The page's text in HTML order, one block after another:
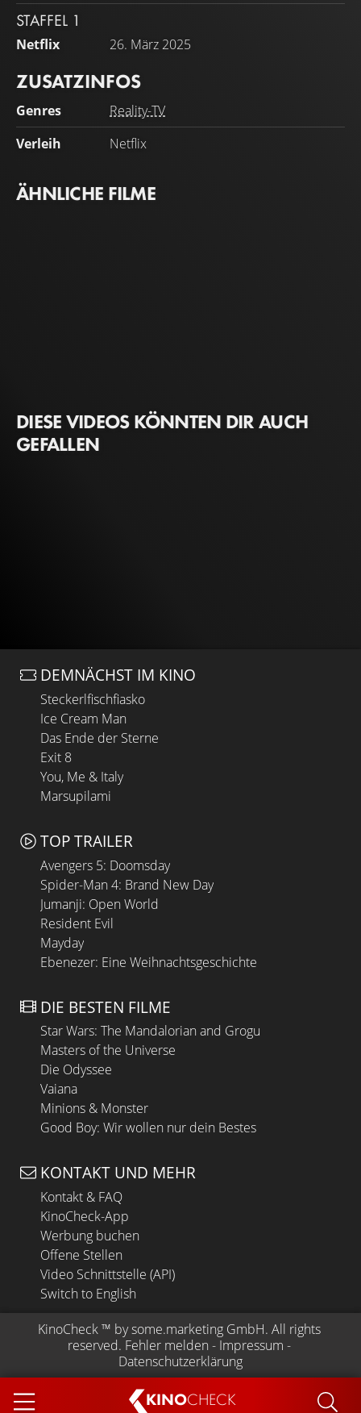
KINOCHECK
STAFFEL 1
Netflix 26. März 2025
ZUSATZINFOS
Genres
Reality-TV
Verleih
Netflix
ÄHNLICHE FILME
DIESE VIDEOS KÖNNTEN DIR AUCH
GEFALLEN
DEMNÄCHST IM KINO
Steckerlfischfiasko
Ice Cream Man
Das Ende der Sterne
Exit 8
You, Me & Italy
Marsupilami
TOP TRAILER
Avengers 5: Doomsday
Spider-Man 4: Brand New Day
Jumanji: Open World
Resident Evil
Mayday
Ebenezer: Eine Weihnachtsgeschichte
DIE BESTEN FILME
Star Wars: The Mandalorian and Grogu
Masters of the Universe
Die Odyssee
Vaiana
Minions & Monster
Good Boy: Wir wollen nur dein Bestes
KONTAKT UND MEHR
Kontakt & FAQ
KinoCheck-App
Werbung buchen
Offene Stellen
Video Schnittstelle (API)
Switch to English
KinoCheck ™ by some.marketing GmbH. All rights
reserved. Fehler melden - Impressum -
Datenschutzerklärung